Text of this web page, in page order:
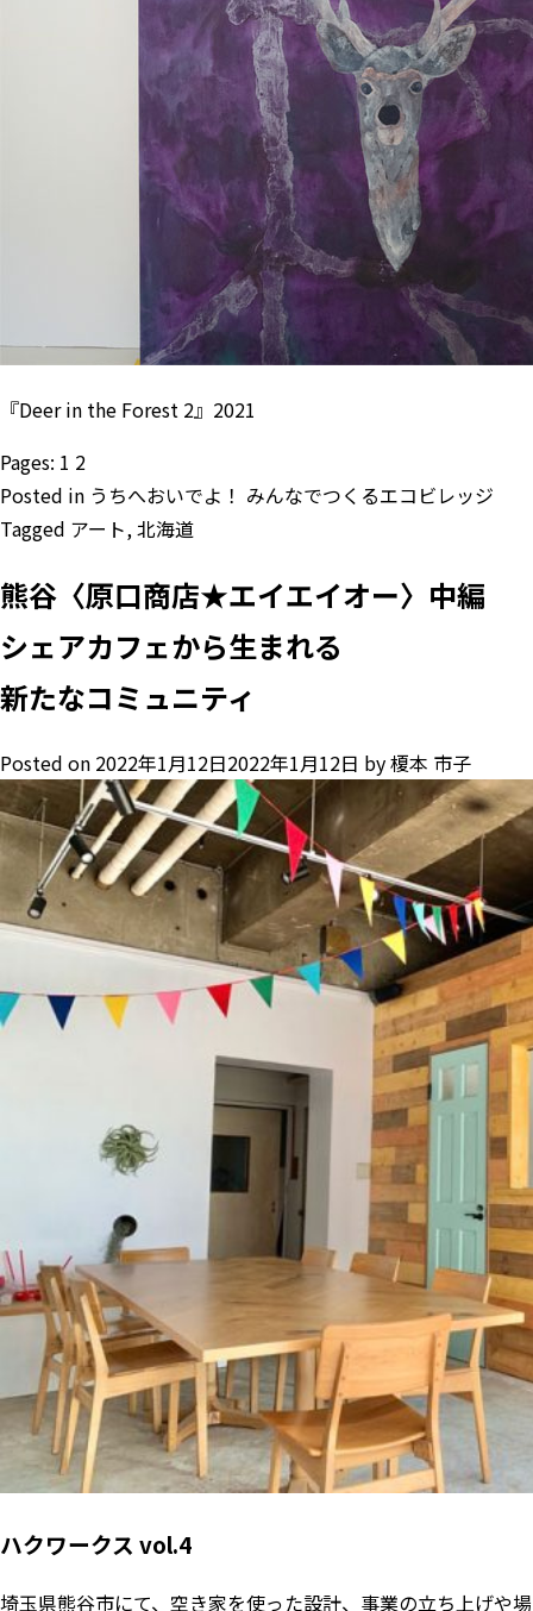
『Deer in the Forest 2』2021
Pages: 1 2
Posted in うちへおいでよ！ みんなでつくるエコビレッジ
Tagged アート,北海道
熊谷〈原口商店★エイエイオー〉中編
シェアカフェから生まれる
新たなコミュニティ
Posted on 2022年1月12日2022年1月12日 by榎本 市子
ハクワークス vol.4
埼玉県熊谷市にて、空き家を使った設計、事業の立ち上げや場